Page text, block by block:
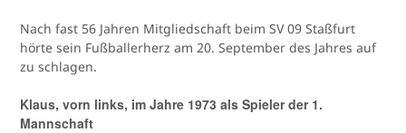
Nach fast 56 Jahren Mitgliedschaft beim SV 09 Staßfurt
hörte sein Fußballerherz am 20. September des Jahres auf
zu schlagen.
Klaus, vorn links, im Jahre 1973 als Spieler der 1.
Mannschaft